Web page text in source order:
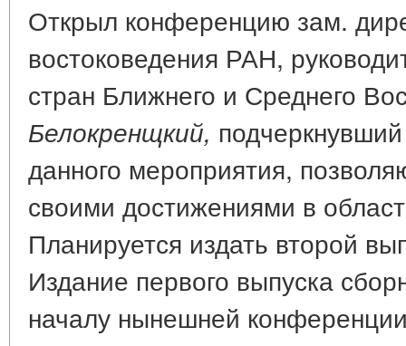
Открыл конференцию зам.
востоковедения РАН,
стран Ближнего и Среднего
Белокренщкий,
данного мероприятия,
своими достижениями в
Планируется издать второй
Издание первого выпуска
началу нынешней